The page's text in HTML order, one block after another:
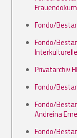
Fondo/
Fondo/
Privatarchiv
Fondo/
Fondo/
Andreina
Fondo/